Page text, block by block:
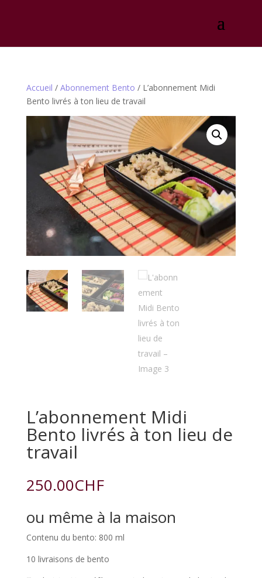
Accueil / Abonnement Bento / L’abonnement Midi
Bento livrés à ton lieu de travail
L’abonnement Midi
Bento livrés à ton lieu de
travail
250.00CHF
ou même à la maison
Contenu du bento: 800 ml
10 livraisons de bento